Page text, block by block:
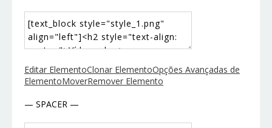
Editar ElementoClonar ElementoOpções Avançadas de
ElementoMoverRemover Elemento
— SPACER —